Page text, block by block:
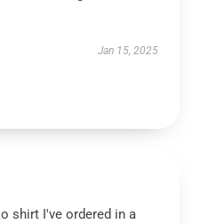
Jan 15, 2025
shirt I've ordered in a